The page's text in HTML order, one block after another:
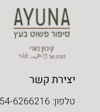
יצירת קשר
טלפון: 054-6266216